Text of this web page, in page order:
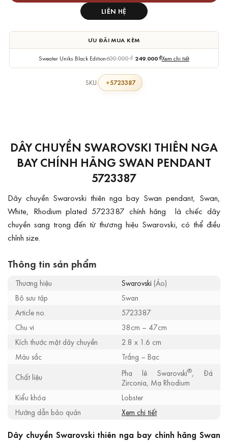
LIÊN HỆ
ƯU ĐÃI MUA KÈM
Sweater Uniks Black Edition600.000₫ 249.000 ₫Xem chi tiết
SKU: 5723387
DÂY CHUYỀN SWAROVSKI THIÊN NGA
BAY CHÍNH HÃNG SWAN PENDANT
5723387
Dây chuyền Swarovski thiên nga bay Swan pendant, Swan,
White, Rhodium plated 5723387 chính hãng là chiếc dây
chuyền sang trọng đến từ thương hiệu Swarovski, có thể điều
chỉnh size.
Thông tin sản phẩm
Thương hiệu Swarovski (Áo)
Bộ sưu tập
Swan
Article no.
5723387
Chu vi
38cm – 47cm
Kích thước mặt dây chuyền
2.8 x 1.6 cm
Màu sắc
Trắng – Bạc
Chất liệu
Pha lê Swarovski®, Đá
Zirconia, Mạ Rhodium
Kiểu khóa
Lobster
Hướng dẫn bảo quản
Xem chi tiết
Dây chuyền Swarovski thiên nga bay chính hãng Swan